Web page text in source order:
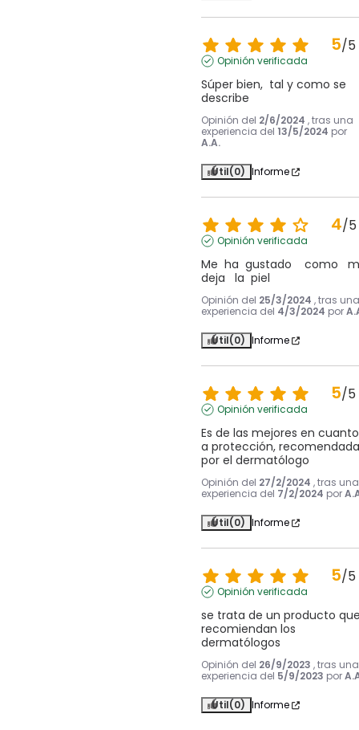
5/5
Opinión verificada
Súper bien,  tal y como se
describe
Opinión del 2/6/2024 , tras una
experiencia del 13/5/2024 por
A.A.
Útil(0) Informe
4/5
Opinión verificada
Me  ha  gustado    como
deja   la  piel
Opinión del 25/3/2024 , tras una
experiencia del 4/3/2024 por
Útil(0) Informe
5/5
Opinión verificada
Es de las mejores en cuanto
a protección, recomendada
por el dermatólogo
Opinión del 27/2/2024 , tras una
experiencia del 7/2/2024 por
Útil(0) Informe
5/5
Opinión verificada
se trata de un producto
recomiendan los
dermatólogos
Opinión del 26/9/2023 , tras una
experiencia del 5/9/2023 por
Útil(0) Informe